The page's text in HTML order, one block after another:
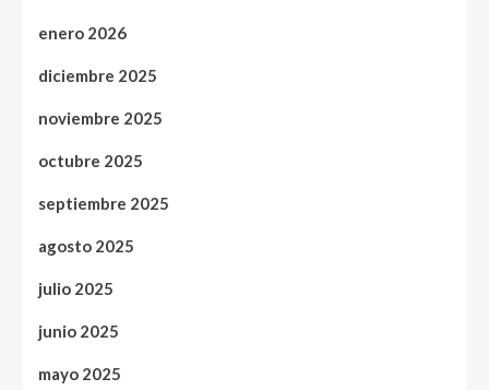
enero 2026
diciembre 2025
noviembre 2025
octubre 2025
septiembre 2025
agosto 2025
julio 2025
junio 2025
mayo 2025